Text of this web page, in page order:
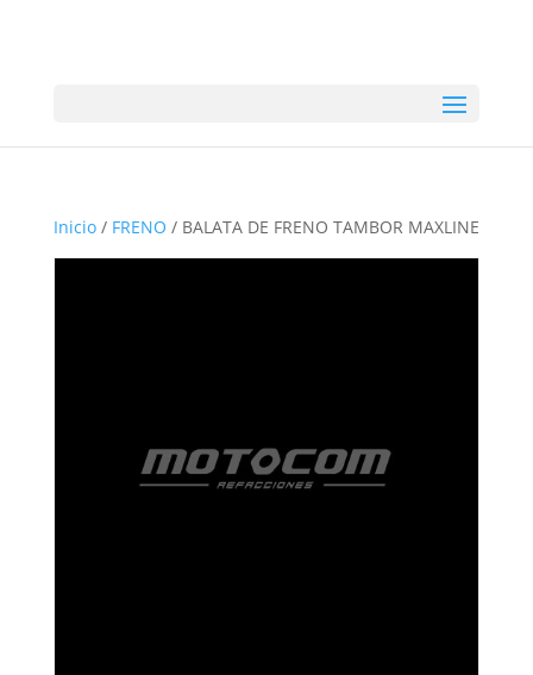
Inicio/ FRENO / BALATA DE FRENO TAMBOR MAXLINE